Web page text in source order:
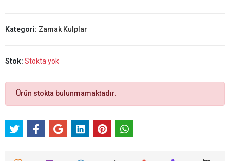
Kategori: Zamak Kulplar
Stok: Stokta yok
Ürün stokta bulunmamaktadır.